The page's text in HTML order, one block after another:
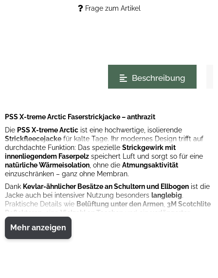
Frage zum Artikel
Beschreibung
PSS X-treme Arctic Faserstrickjacke – anthrazit
Die PSS X-treme Arctic ist eine hochwertige, isolierende
Strickfleecejacke für kalte Tage. Ihr modernes Design trifft auf
durchdachte Funktion: Das spezielle Strickgewirk mit
innenliegendem Faserpelz speichert Luft und sorgt so für eine
natürliche Wärmeisolation , ohne die Atmungsaktivität
einzuschränken – ganz ohne Membran.
Dank Kevlar-ähnlicher Besätze an Schultern und Ellbogen ist die
Jacke auch bei intensiver Nutzung besonders langlebig.
Praktische Details wie Belüftung unter den Armen, 3M Scotchlite
Reflektoren
, eine Vielzahl an Taschen und ein
verlängerter
Rücken
machen sie zum idealen Begleiter bei Jagd, Arbeit oder
Outdoor-Aktivitäten.
Mehr anzeigen